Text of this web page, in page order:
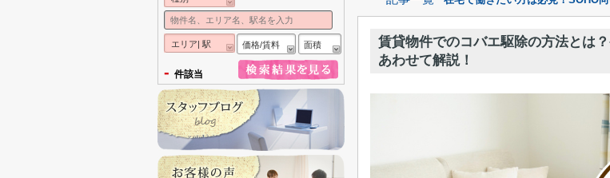
賃貸物件でのコバエ駆除の方法とは
あわせて解説！
エリア| 駅 価格/賃料 面積
- 件該当